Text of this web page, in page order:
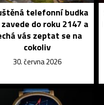
telefonní budka
do roku 2147 a
vás zeptat se na
cokoliv
30. června 2026